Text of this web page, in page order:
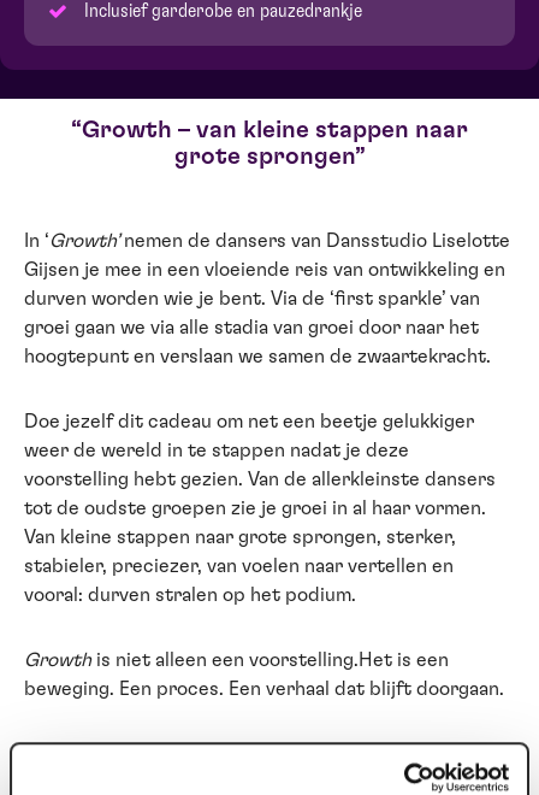
Inclusief garderobe en pauzedrankje
Growth – van kleine stappen naar
grote sprongen
In ‘Growth’nemen de dansers van Dansstudio Liselotte
Gijsen je mee in een vloeiende reis van ontwikkeling en
durven worden wie je bent. Via de ‘first sparkle’ van
groei gaan we via alle stadia van groei door naar het
hoogtepunt en verslaan we samen de zwaartekracht.
Doe jezelf dit cadeau om net een beetje gelukkiger
weer de wereld in te stappen nadat je deze
voorstelling hebt gezien. Van de allerkleinste dansers
tot de oudste groepen zie je groei in al haar vormen.
Van kleine stappen naar grote sprongen, sterker,
stabieler, preciezer, van voelen naar vertellen en
vooral: durven stralen op het podium.
Growthis niet alleen een voorstelling.Het is een
beweging. Een proces. Een verhaal dat blijft doorgaan.
Bij deze voorstelling is geen enkelen korting van